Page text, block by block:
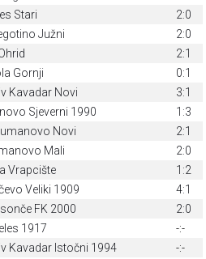
Stari
2:0
Južni
2:0
2:1
Gornji
0:1
Kavadar Novi
3:1
Sjeverni 1990
1:3
Novi
2:1
Mali
2:0
Vrapcište
1:2
Veliki 1909
4:1
FK 2000
2:0
1917
-:-
Kavadar Istočni 1994
-:-